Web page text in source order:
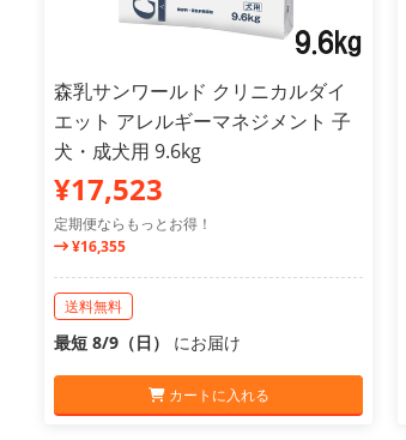
森乳サンワールド クリニカルダイ
エット アレルギーマネジメント 子
犬・成犬用 9.6kg
¥17,523
定期便ならもっとお得！
¥16,355
送料無料
最短 8/9（日） にお届け
カートに入れる